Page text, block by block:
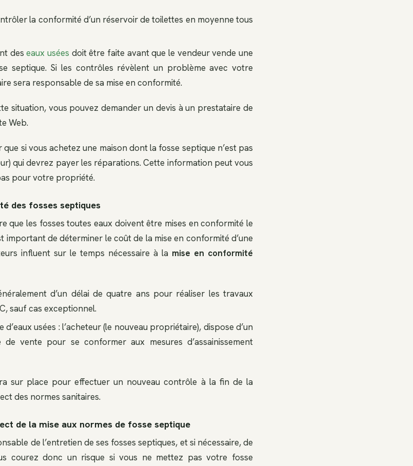
la conformité d’un réservoir de toilettes en moyenne tous
deseaux usées doit être faite avant que le vendeur vende une
septique. Si les contrôles révèlent un problème avec votre
sera responsable de sa mise en conformité.
situation, vous pouvez demander un devis à un prestataire de
Web.
si vous achetez une maison dont la fosse septique n’est pas
qui devrez payer les réparations. Cette information peut vous
pour votre propriété.
des fosses septiques
que les fosses toutes eaux doivent être mises en conformité le
important de déterminer le coût de la mise en conformité d’une
influent sur le temps nécessaire à la mise en conformité
d’un délai de quatre ans pour réaliser les travaux
sauf cas exceptionnel.
usées : l’acheteur (le nouveau propriétaire), dispose d’un
vente pour se conformer aux mesures d’assainissement
sur place pour effectuer un nouveau contrôle à la fin de la
des normes sanitaires.
de la mise aux normes de fosse septique
de l’entretien de ses fosses septiques, et si nécessaire, de
courez donc un risque si vous ne mettez pas votre fosse